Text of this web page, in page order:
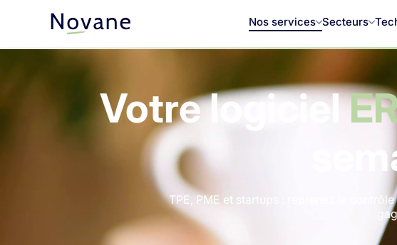
Nos services Secteurs
Votre logiciel
TPE, PME et startups : reprenez le